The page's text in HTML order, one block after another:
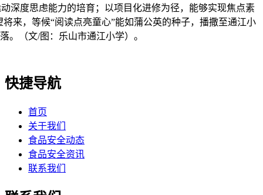
深度思虑能力的培育；以项目化进修为径，能够实现焦点素
来，等候“阅读点亮童心”能如蒲公英的种子，播撒至通江小
。（文/图：乐山市通江小学）。
快捷导航
首页
关于我们
食品安全动态
食品安全资讯
联系我们